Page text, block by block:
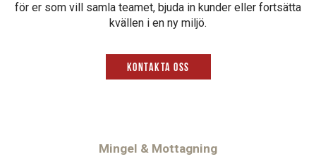
för er som vill samla teamet, bjuda in kunder eller fortsätta
kvällen i en ny miljö.
Kontakta oss
Mingel & Mottagning